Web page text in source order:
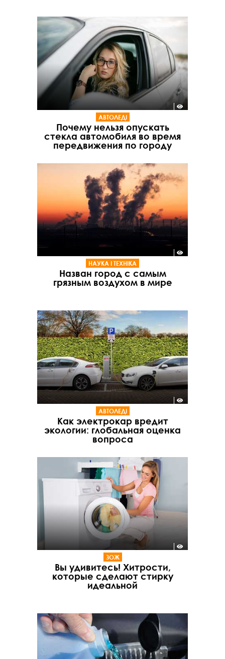
АВТОЛЕДІ
Почему нельзя опускать
стекла автомобиля во время
передвижения по городу
НАУКА І ТЕХНІКА
Назван город с самым
грязным воздухом в мире
АВТОЛЕДІ
Как электрокар вредит
экологии: глобальная оценка
вопроса
ЗОЖ
Вы удивитесь! Хитрости,
которые сделают стирку
идеальной